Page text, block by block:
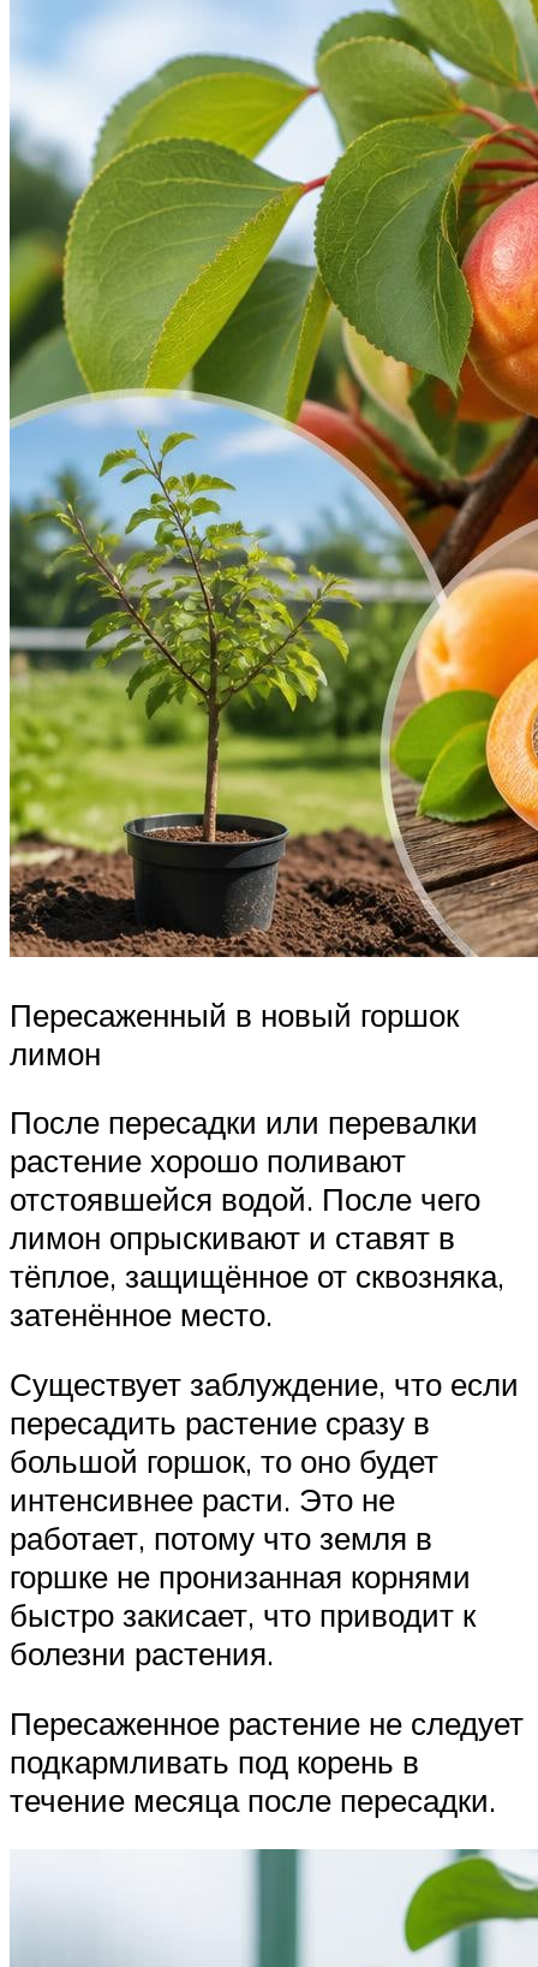
Пересаженный в новый горшок
лимон
После пересадки или перевалки
растение хорошо поливают
отстоявшейся водой. После чего
лимон опрыскивают и ставят в
тёплое, защищённое от сквозняка,
затенённое место.
Существует заблуждение, что если
пересадить растение сразу в
большой горшок, то оно будет
интенсивнее расти. Это не
работает, потому что земля в
горшке не пронизанная корнями
быстро закисает, что приводит к
болезни растения.
Пересаженное растение не следует
подкармливать под корень в
течение месяца после пересадки.